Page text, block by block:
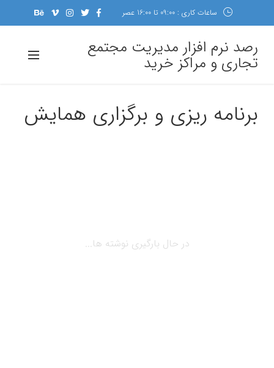
ساعات کاری : 09:00 تا 16:00 عصر
رصد نرم افزار مدیریت مجتمع
تجاری و مراکز خرید
برنامه ریزی و برگزاری همایش
در حال بارگیری نوشته ها...